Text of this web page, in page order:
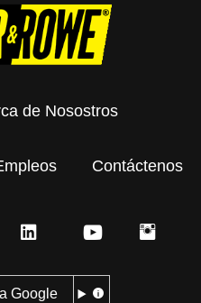
de Nosostros
Contáctenos
Google